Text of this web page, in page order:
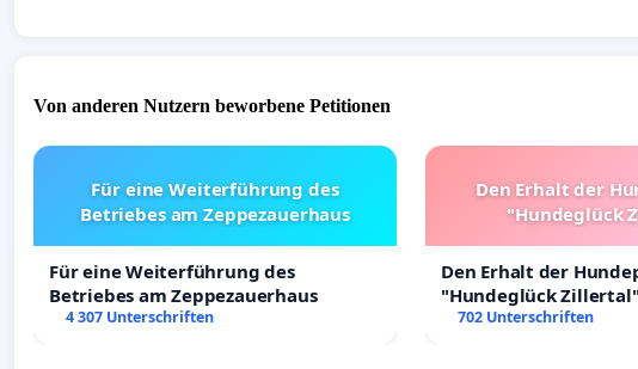
Von anderen Nutzern beworbene Petitionen
Für eine Weiterführung des
Betriebes am Zeppezauerhaus
Für eine Weiterführung des
Betriebes am Zeppezauerhaus
4 307 Unterschriften
Den Erhalt der
"Hundeglück
Den Erhalt der
"Hundeglück Zillertal"
702 Unterschriften